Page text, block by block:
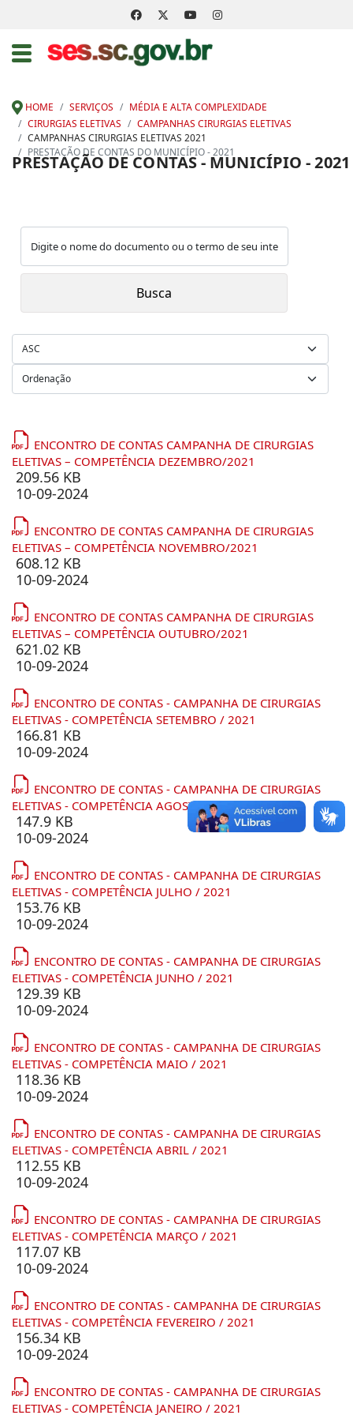
HOME SERVIÇOS
MÉDIA E ALTA COMPLEXIDADE
CIRURGIAS ELETIVAS
CAMPANHAS CIRURGIAS ELETIVAS
CAMPANHAS CIRURGIAS ELETIVAS 2021
PRESTAÇÃO DE CONTAS DO MUNICÍPIO - 2021
PRESTAÇÃO DE CONTAS - MUNICÍPIO - 2021
ENCONTRO DE CONTAS CAMPANHA DE CIRURGIAS
ELETIVAS – COMPETÊNCIA DEZEMBRO/2021
209.56 KB
10-09-2024
ENCONTRO DE CONTAS CAMPANHA DE CIRURGIAS
ELETIVAS – COMPETÊNCIA NOVEMBRO/2021
608.12 KB
10-09-2024
ENCONTRO DE CONTAS CAMPANHA DE CIRURGIAS
ELETIVAS – COMPETÊNCIA OUTUBRO/2021
621.02 KB
10-09-2024
ENCONTRO DE CONTAS - CAMPANHA DE CIRURGIAS
ELETIVAS - COMPETÊNCIA SETEMBRO / 2021
166.81 KB
10-09-2024
ENCONTRO DE CONTAS - CAMPANHA DE CIRURGIAS
ELETIVAS - COMPETÊNCIA AGOSTO / 2021
147.9 KB
10-09-2024
ENCONTRO DE CONTAS - CAMPANHA DE CIRURGIAS
ELETIVAS - COMPETÊNCIA JULHO / 2021
153.76 KB
10-09-2024
ENCONTRO DE CONTAS - CAMPANHA DE CIRURGIAS
ELETIVAS - COMPETÊNCIA JUNHO / 2021
129.39 KB
10-09-2024
ENCONTRO DE CONTAS - CAMPANHA DE CIRURGIAS
ELETIVAS - COMPETÊNCIA MAIO / 2021
118.36 KB
10-09-2024
ENCONTRO DE CONTAS - CAMPANHA DE CIRURGIAS
ELETIVAS - COMPETÊNCIA ABRIL / 2021
112.55 KB
10-09-2024
ENCONTRO DE CONTAS - CAMPANHA DE CIRURGIAS
ELETIVAS - COMPETÊNCIA MARÇO / 2021
117.07 KB
10-09-2024
ENCONTRO DE CONTAS - CAMPANHA DE CIRURGIAS
ELETIVAS - COMPETÊNCIA FEVEREIRO / 2021
156.34 KB
10-09-2024
ENCONTRO DE CONTAS - CAMPANHA DE CIRURGIAS
ELETIVAS - COMPETÊNCIA JANEIRO / 2021